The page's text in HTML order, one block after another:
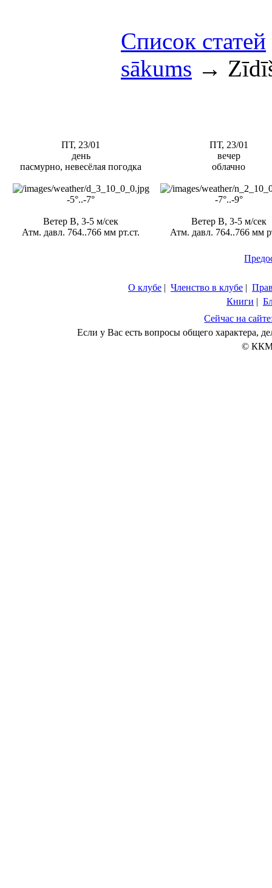
Список статей
sākums →
ПТ, 23/01
день
пасмурно, невесёлая погодка
-5°..-7°
Ветер В, 3-5 м/сек
Атм. давл. 764..766 мм рт.ст.
ПТ, 23/01
вечер
облачно
-7°..-9°
Ветер В, 3-5 м/сек
Атм. давл. 764..766 мм
О клубе | Членство в клубе |
Книги |
Сейчас на
Если у Вас есть вопросы общего характера,
© ККМ